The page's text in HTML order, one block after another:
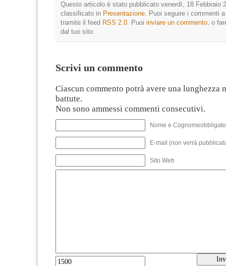
Questo articolo è stato pubblicato venerdì, 18 Febbraio
classificato in Presentazione. Puoi seguire i commenti
tramite il feed RSS 2.0. Puoi inviare un commento, o
dal tuo sito.
Scrivi un commento
Ciascun commento potrà avere una lunghezza
battute.
Non sono ammessi commenti consecutivi.
Nome e
E-mail (non verrà
Sito Web